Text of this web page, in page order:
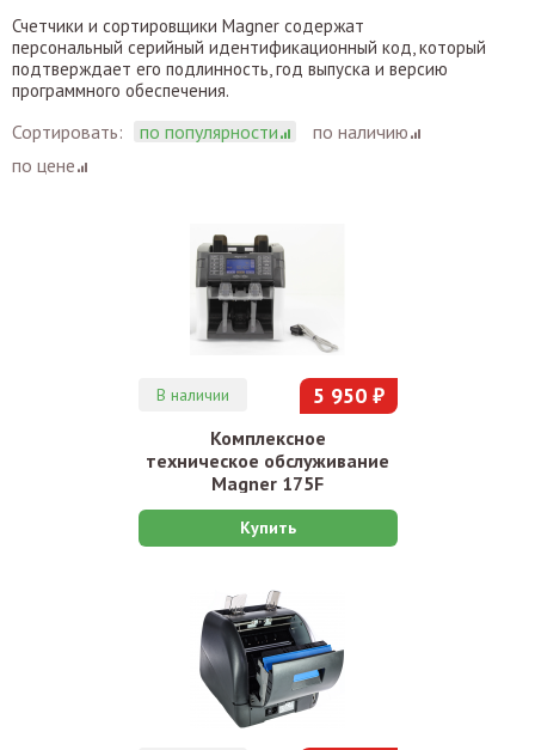
Счетчики и сортировщики Magner содержат
персональный серийный идентификационный код, который
подтверждает его подлинность, год выпуска и версию
программного обеспечения.
Сортировать: по популярности
по наличию
по цене
В наличии 5 950 ₽
Комплексное
техническое обслуживание
Magner 175F
Купить